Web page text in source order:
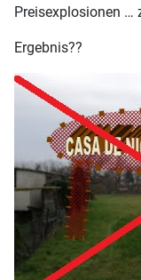
Preisexplosionen …
Ergebnis??